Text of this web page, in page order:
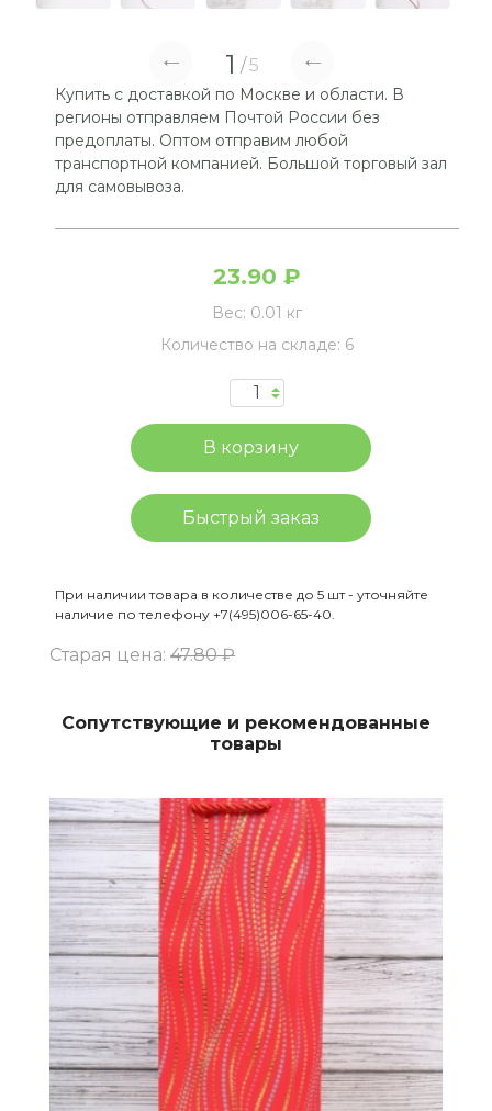
1 5
Купить с доставкой по Москве и области. В
регионы отправляем Почтой России без
предоплаты. Оптом отправим любой
транспортной компанией. Большой торговый зал
для самовывоза.
23.90 ₽
Вес: 0.01 кг
Количество на складе: 6
Быстрый заказ
При наличии товара в количестве до 5 шт - уточняйте
наличие по телефону +7(495)006-65-40.
Старая цена: 47.80 ₽
Сопутствующие и рекомендованные
товары